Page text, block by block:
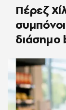
Πέρεζ
διάσημο